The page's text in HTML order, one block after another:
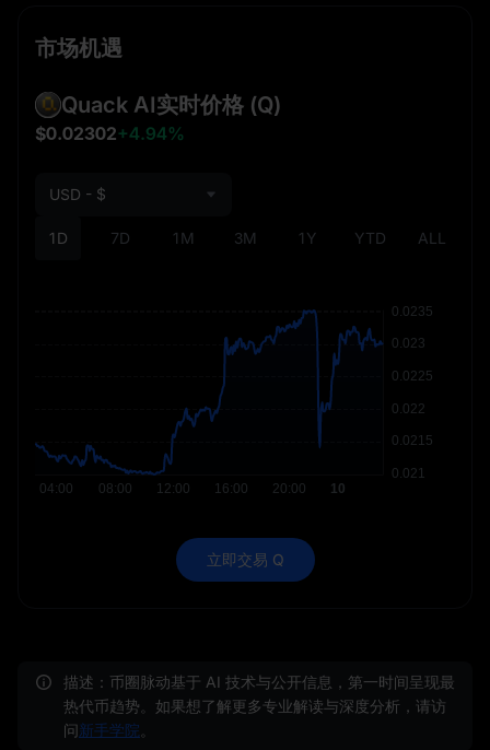
市场机遇
Quack AI实时价格 (Q)
$0.02302+4.94%
1D 7D 1M 3M 1Y YTD ALL
USD - $
立即交易 Q
描述：币圈脉动基于 AI 技术与公开信息，第一时间呈现最
热代币趋势。如果想了解更多专业解读与深度分析，请访
问新手学院